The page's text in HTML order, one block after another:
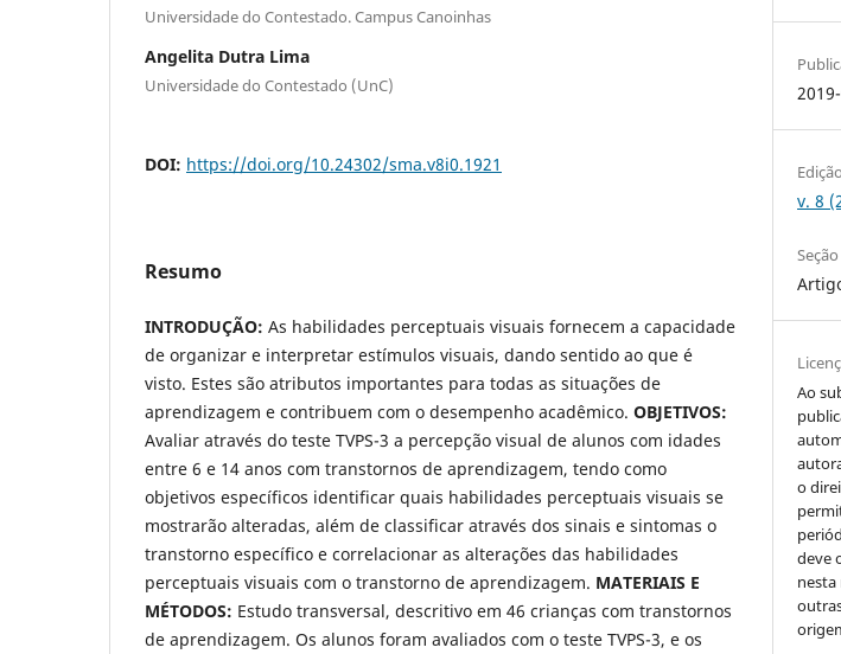
Universidade do Contestado. Campus Canoinhas
Angelita Dutra Lima
Universidade do Contestado (UnC)
DOI: https://doi.org/10.24302/sma.v8i0.1921
Resumo
INTRODUÇÃO: As habilidades perceptuais visuais fornecem a capacidade
de organizar e interpretar estímulos visuais, dando sentido ao que é
visto. Estes são atributos importantes para todas as situações de
aprendizagem e contribuem com o desempenho acadêmico. OBJETIVOS:
Avaliar através do teste TVPS-3 a percepção visual de alunos com idades
entre 6 e 14 anos com transtornos de aprendizagem, tendo como
objetivos específicos identificar quais habilidades perceptuais visuais se
mostrarão alteradas, além de classificar através dos sinais e sintomas o
transtorno específico e correlacionar as alterações das habilidades
perceptuais visuais com o transtorno de aprendizagem. MATERIAIS E
MÉTODOS: Estudo transversal, descritivo em 46 crianças com transtornos
de aprendizagem. Os alunos foram avaliados com o teste TVPS-3, e os
Edição
v. 8
Seção
Ao
o
deve
nesta